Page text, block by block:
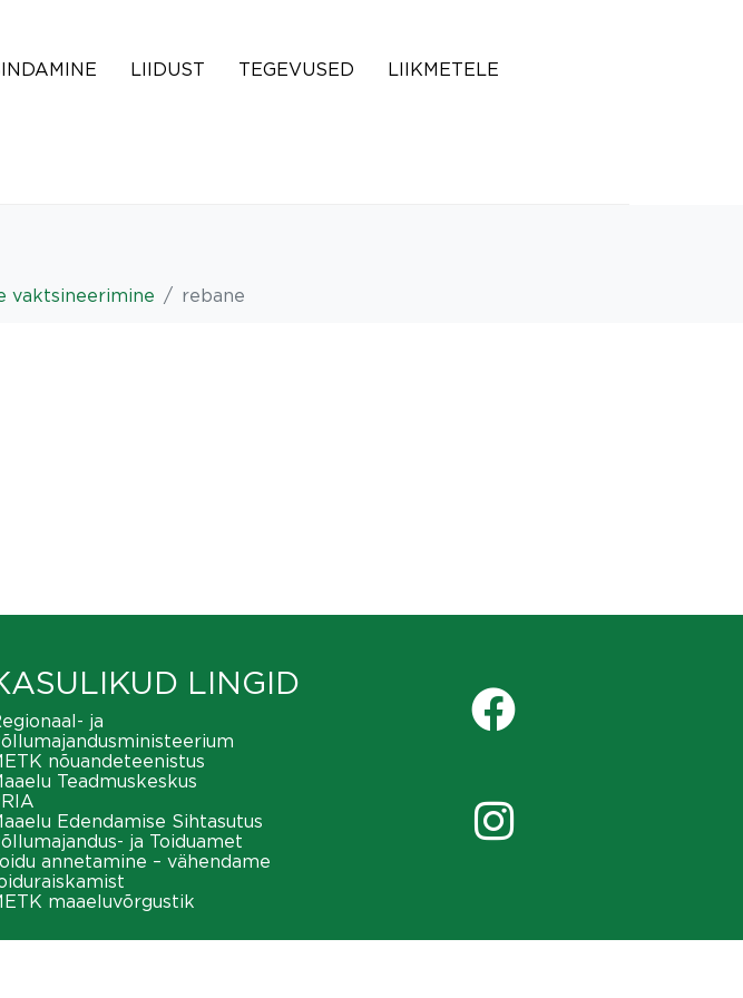
LIIDUST TEGEVUSED LIIKMETELE
vaktsineerimine rebane
LINGID
ja
nõuandeteenistus
Teadmuskeskus
Edendamise Sihtasutus
ja Toiduamet
annetamine – vähendame
maaeluvõrgustik